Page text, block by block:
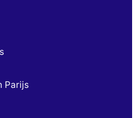
Parijs